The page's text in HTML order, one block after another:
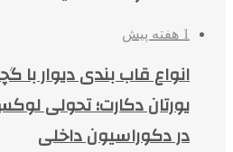
1 هفته پیش
انواع قاب بندی دیوار با
یورتان دکارت؛ تحولی
در دکوراسیون داخلی